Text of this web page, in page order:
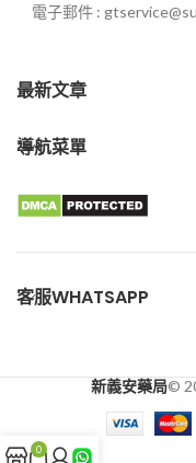
電子郵件 :
最新文章
導航菜單
客服WHATSAPP
新義安藥局©
0